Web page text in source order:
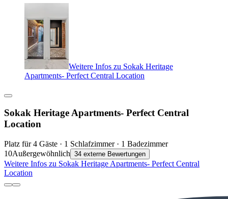
Weitere Infos zu Sokak Heritage
Apartments- Perfect Central Location
Sokak Heritage Apartments- Perfect Central
Location
Platz für 4 Gäste · 1 Schlafzimmer · 1 Badezimmer
10Außergewöhnlich 34 externe Bewertungen
Weitere Infos zu Sokak Heritage Apartments- Perfect Central
Location